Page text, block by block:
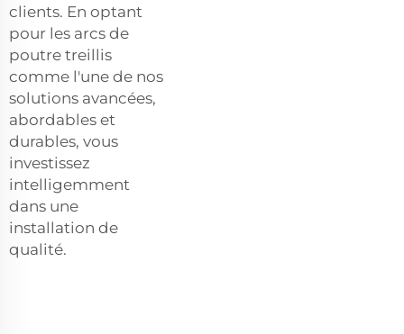
clients. En optant
pour les arcs de
poutre treillis
comme l'une de nos
solutions avancées,
abordables et
durables, vous
investissez
intelligemment
dans une
installation de
qualité.